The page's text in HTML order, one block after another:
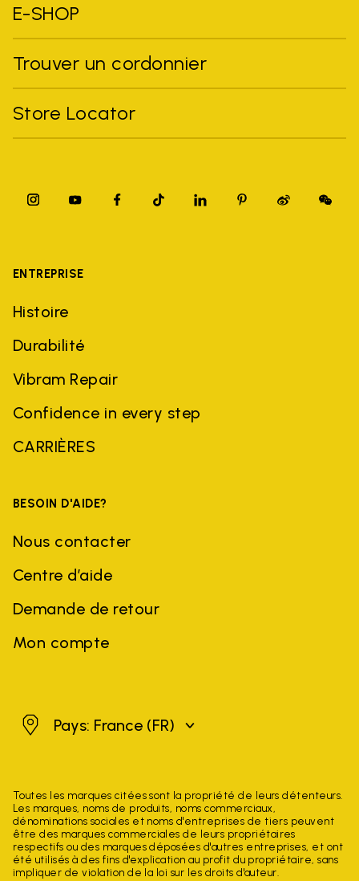
E-SHOP
Trouver un cordonnier
Store Locator
ENTREPRISE
Histoire
Durabilité
Vibram Repair
Confidence in every step
CARRIÈRES
BESOIN D'AIDE?
Nous contacter
Centre d’aide
Demande de retour
Mon compte
FrancePays: France (FR)
Toutes les marques citées sont la propriété de leurs détenteurs.
Les marques, noms de produits, noms commerciaux,
dénominations sociales et noms d'entreprises de tiers peuvent
être des marques commerciales de leurs propriétaires
respectifs ou des marques déposées d'autres entreprises, et ont
été utilisés à des fins d'explication au profit du propriétaire, sans
impliquer de violation de la loi sur les droits d'auteur.